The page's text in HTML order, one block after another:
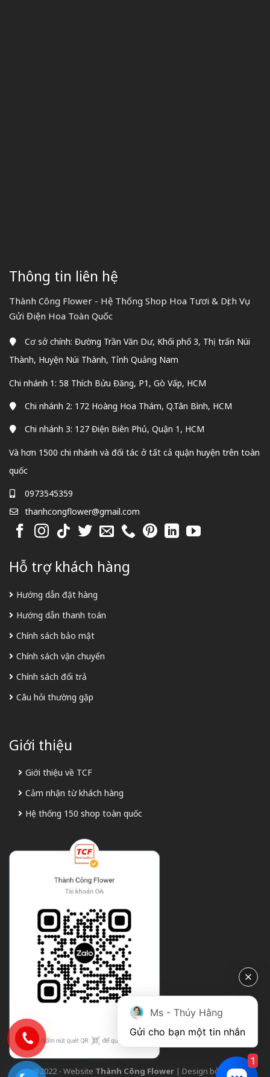
Thông tin liên hệ
Thành Công Flower - Hệ Thống Shop Hoa Tươi & Dịch Vụ
Gửi Điện Hoa Toàn Quốc
Cơ sở chính: Đường Trần Văn Dư, Khối phố 3, Thị trấn Núi
Thành, Huyện Núi Thành, Tỉnh Quảng Nam
Chi nhánh 1: 58 Thích Bửu Đăng, P1, Gò Vấp, HCM
Chi nhánh 2: 172 Hoàng Hoa Thám, Q.Tân Bình, HCM
Chi nhánh 3: 127 Điện Biên Phủ, Quận 1, HCM
Và hơn 1500 chi nhánh và đối tác ở tất cả quận huyện trên toàn
quốc
0973545359
thanhcongflower@gmail.com
Hỗ trợ khách hàng
Hướng dẫn đặt hàng
Hướng dẫn thanh toán
Chính sách bảo mật
Chính sách vận chuyển
Chính sách đổi trả
Câu hỏi thường gặp
Giới thiệu
Giới thiệu về TCF
Cảm nhận từ khách hàng
Hệ thống 150 shop toàn quốc
@2022 - Website Thành Công Flower| Design bởi TCF
Ms - Thúy Hằng
Gửi cho bạn một tin nhắn
1